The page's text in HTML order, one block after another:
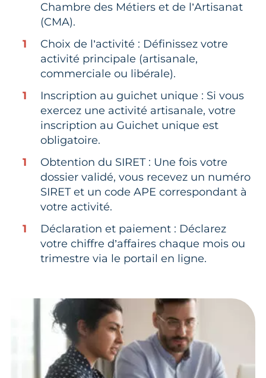
Chambre des Métiers et de l’Artisanat
(CMA).
Choix de l’activité : Définissez votre
activité principale (artisanale,
commerciale ou libérale).
Inscription au guichet unique : Si vous
exercez une activité artisanale, votre
inscription au Guichet unique est
obligatoire.
Obtention du SIRET : Une fois votre
dossier validé, vous recevez un numéro
SIRET et un code APE correspondant à
votre activité.
Déclaration et paiement : Déclarez
votre chiffre d’affaires chaque mois ou
trimestre via le portail en ligne.